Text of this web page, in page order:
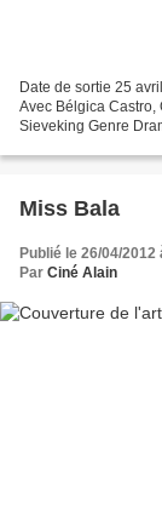
Date de sortie 25
Avec Bélgica
Sieveking Genre
Miss Bala
Publié le 26/04/2012
Par Ciné Alain